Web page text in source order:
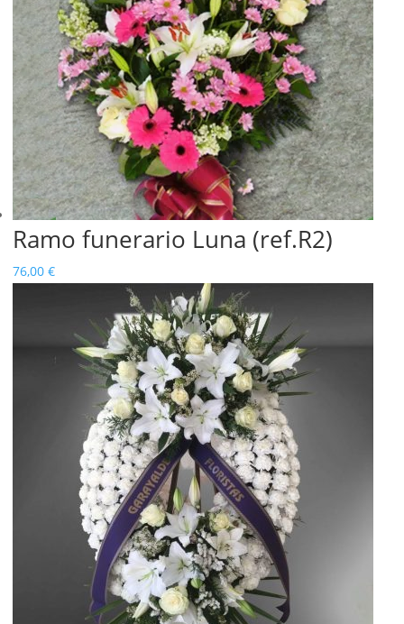
Ramo funerario Luna (ref.R2)
76,00 €